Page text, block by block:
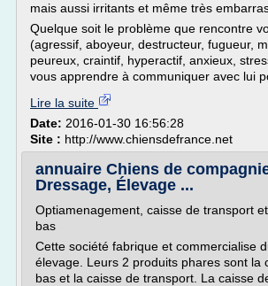
mais aussi irritants et même très
Quelque soit le problème que rencontre
(agressif, aboyeur, destructeur, fugueur,
peureux, craintif, hyperactif, anxieux,
vous apprendre à communiquer avec lui
Lire la suite
Date: 2016-01-30 16:56:28
Site : http://www.chiensdefrance.net
annuaire Chiens de
Dressage, Élevage ...
Optiamenagement, caisse de transport
bas
Cette société fabrique et commercialise
élevage. Leurs 2 produits phares sont la
bas et la caisse de transport. La caisse